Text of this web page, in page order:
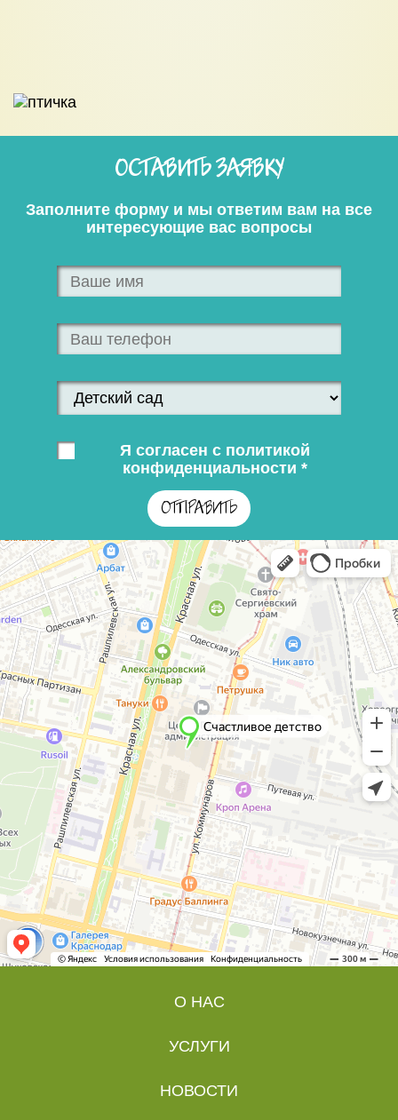
ОСТАВИТЬ ЗАЯВКУ
Заполните форму и мы ответим вам на все
интересующие вас вопросы
Я согласен с политикой
конфиденциальности *
ОТПРАВИТЬ
О НАС
УСЛУГИ
НОВОСТИ